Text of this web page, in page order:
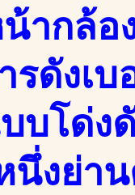
ากล้อ
รดังเ
บโด่ง
นึ่งย่า